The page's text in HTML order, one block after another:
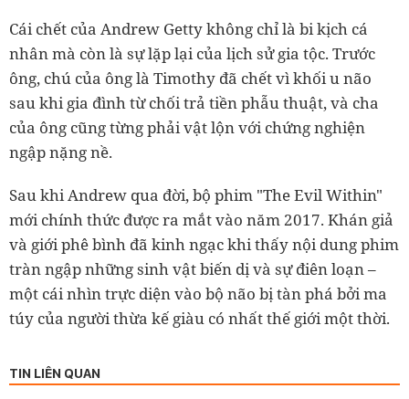
Cái chết của Andrew Getty không chỉ là bi kịch cá
nhân mà còn là sự lặp lại của lịch sử gia tộc. Trước
ông, chú của ông là Timothy đã chết vì khối u não
sau khi gia đình từ chối trả tiền phẫu thuật, và cha
của ông cũng từng phải vật lộn với chứng nghiện
ngập nặng nề.
Sau khi Andrew qua đời, bộ phim "The Evil Within"
mới chính thức được ra mắt vào năm 2017. Khán giả
và giới phê bình đã kinh ngạc khi thấy nội dung phim
tràn ngập những sinh vật biến dị và sự điên loạn –
một cái nhìn trực diện vào bộ não bị tàn phá bởi ma
túy của người thừa kế giàu có nhất thế giới một thời.
TIN LIÊN QUAN